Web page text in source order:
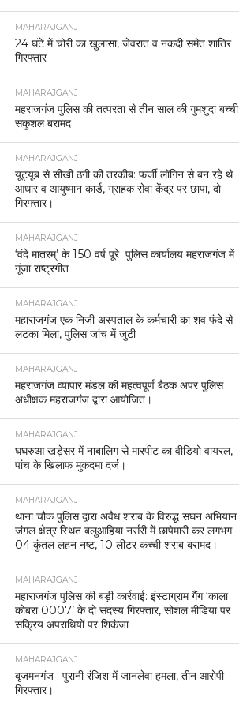
MAHARAJGANJ
24 घंटे में चोरी का खुलासा, जेवरात व नकदी समेत शातिर
गिरफ्तार
MAHARAJGANJ
महराजगंज पुलिस की तत्परता से तीन साल की गुमशुदा बच्ची
सकुशल बरामद
MAHARAJGANJ
यूट्यूब से सीखी ठगी की तरकीब: फर्जी लॉगिन से बन रहे थे
आधार व आयुष्मान कार्ड, ग्राहक सेवा केंद्र पर छापा, दो
गिरफ्तार।
MAHARAJGANJ
‘वंदे मातरम्’ के 150 वर्ष पूरे पुलिस कार्यालय महराजगंज में
गूंजा राष्ट्रगीत
MAHARAJGANJ
महाराजगंज एक निजी अस्पताल के कर्मचारी का शव फंदे से
लटका मिला, पुलिस जांच में जुटी
MAHARAJGANJ
महराजगंज व्यापार मंडल की महत्वपूर्ण बैठक अपर पुलिस
अधीक्षक महराजगंज द्वारा आयोजित।
MAHARAJGANJ
घघरुआ खड़ेसर में नाबालिग से मारपीट का वीडियो वायरल,
पांच के खिलाफ मुकदमा दर्ज।
MAHARAJGANJ
थाना चौक पुलिस द्वारा अवैध शराब के विरुद्ध सघन अभियान
जंगल क्षेत्र स्थित बलुआहिया नर्सरी में छापेमारी कर लगभग
04 कुंतल लहन नष्ट, 10 लीटर कच्ची शराब बरामद।
MAHARAJGANJ
महाराजगंज पुलिस की बड़ी कार्रवाई: इंस्टाग्राम गैंग ‘काला
कोबरा 0007’ के दो सदस्य गिरफ्तार, सोशल मीडिया पर
सक्रिय अपराधियों पर शिकंजा
MAHARAJGANJ
बृजमनगंज : पुरानी रंजिश में जानलेवा हमला, तीन आरोपी
गिरफ्तार।